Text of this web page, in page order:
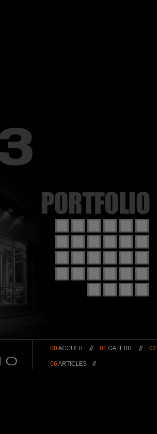
00ACCUEIL 01 GALERIE 02
06 ARTICLES